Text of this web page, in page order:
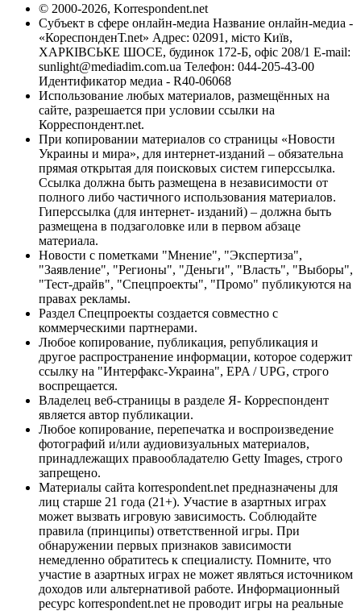
© 2000-2026, Korrespondent.net
Субъект в сфере онлайн-медиа Название онлайн-медиа -
«КореспонденТ.net» Адрес: 02091, місто Київ,
ХАРКІВСЬКЕ ШОСЕ, будинок 172-Б, офіс 208/1 E-mail:
sunlight@mediadim.com.ua Телефон: 044-205-43-00
Идентификатор медиа - R40-06068
Использование любых материалов, размещённых на
сайте, разрешается при условии ссылки на
Корреспондент.net.
При копировании материалов со страницы «Новости
Украины и мира», для интернет-изданий – обязательна
прямая открытая для поисковых систем гиперссылка.
Ссылка должна быть размещена в независимости от
полного либо частичного использования материалов.
Гиперссылка (для интернет- изданий) – должна быть
размещена в подзаголовке или в первом абзаце
материала.
Новости с пометками "Мнение", "Экспертиза",
"Заявление", "Регионы", "Деньги", "Власть", "Выборы",
"Тест-драйв", "Спецпроекты", "Промо" публикуются на
правах рекламы.
Раздел Спецпроекты создается совместно с
коммерческими партнерами.
Любое копирование, публикация, републикация и
другое распространение информации, которое содержит
ссылку на "Интерфакс-Украина", EPA / UPG, строго
воспрещается.
Владелец веб-страницы в разделе Я- Корреспондент
является автор публикации.
Любое копирование, перепечатка и воспроизведение
фотографий и/или аудиовизуальных материалов,
принадлежащих правообладателю Getty Images, строго
запрещено.
Материалы сайта korrespondent.net предназначены для
лиц старше 21 года (21+). Участие в азартных играх
может вызвать игровую зависимость. Соблюдайте
правила (принципы) ответственной игры. При
обнаружении первых признаков зависимости
немедленно обратитесь к специалисту. Помните, что
участие в азартных играх не может являться источником
доходов или альтернативой работе. Информационный
ресурс korrespondent.net не проводит игры на реальные